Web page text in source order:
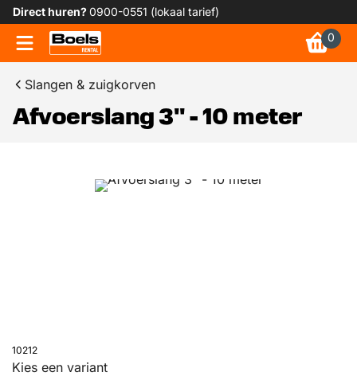
Direct huren?0900-0551 (lokaal tarief)
0
Slangen & zuigkorven
Afvoerslang 3" - 10 meter
10212
Kies een variant